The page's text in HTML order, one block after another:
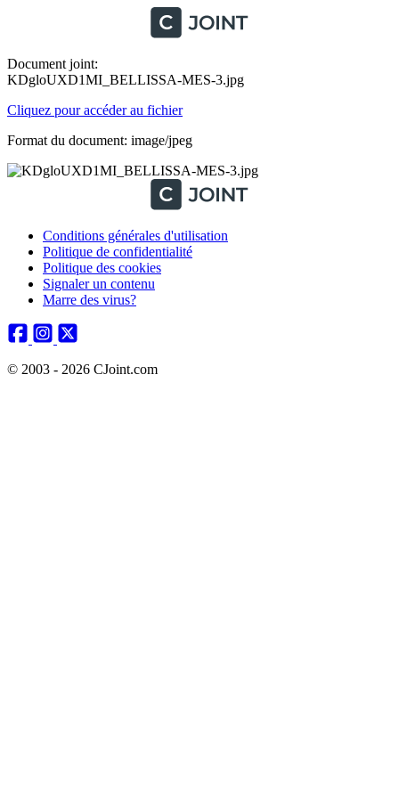
Document joint:
KDgloUXD1MI_BELLISSA-MES-3.jpg
Cliquez pour accéder au fichier
Format du document: image/jpeg
Conditions générales d'utilisation
Politique de confidentialité
Politique des cookies
Signaler un contenu
Marre des virus?
© 2003 - 2026 CJoint.com